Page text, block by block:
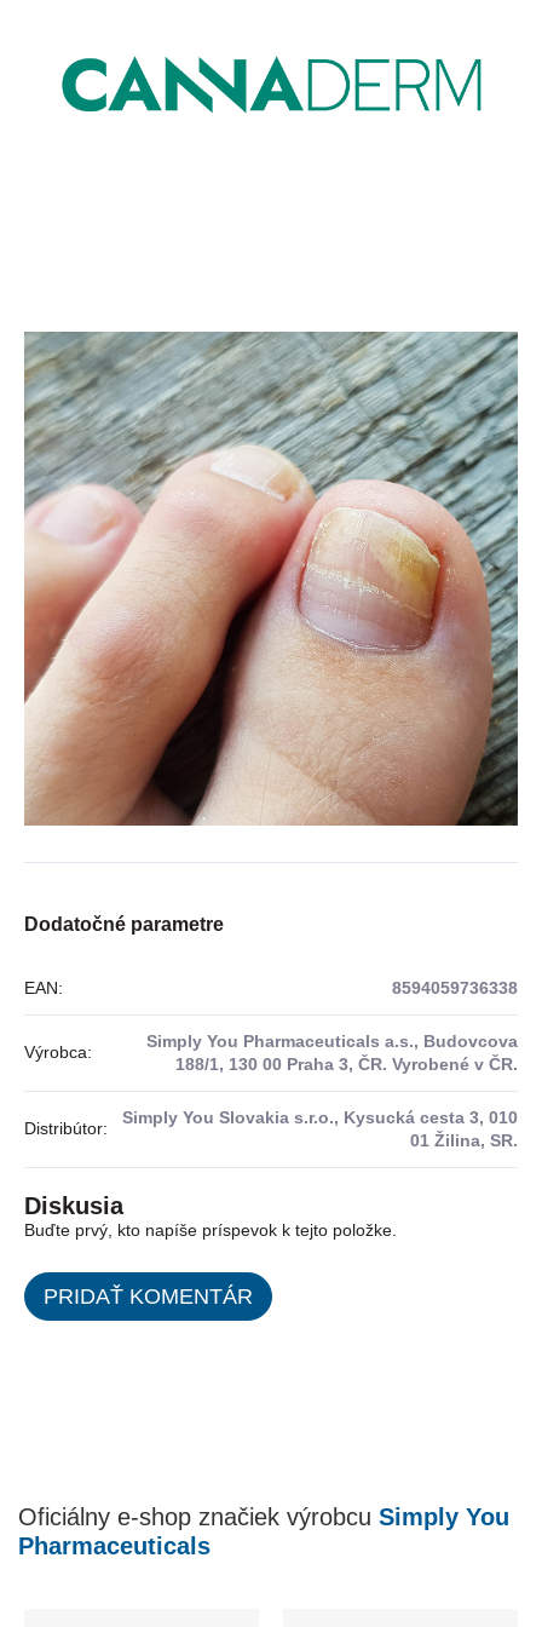
Dodatočné parametre
EAN: 8594059736338
Výrobca:
Simply You Pharmaceuticals a.s., Budovcova
188/1, 130 00 Praha 3, ČR. Vyrobené v ČR.
Distribútor:
Simply You Slovakia s.r.o., Kysucká cesta 3, 010
01 Žilina, SR.
Diskusia
Buďte prvý, kto napíše príspevok k tejto položke.
PRIDAŤ KOMENTÁR
Oficiálny e-shop značiek výrobcu Simply You
Pharmaceuticals